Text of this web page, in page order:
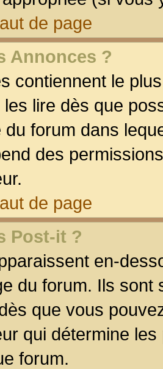
de page
Annonces ?
contiennent le
lire dès que
du forum dans
des
de page
Post-it ?
en-
du forum. Ils
que vous
qui détermine
forum.